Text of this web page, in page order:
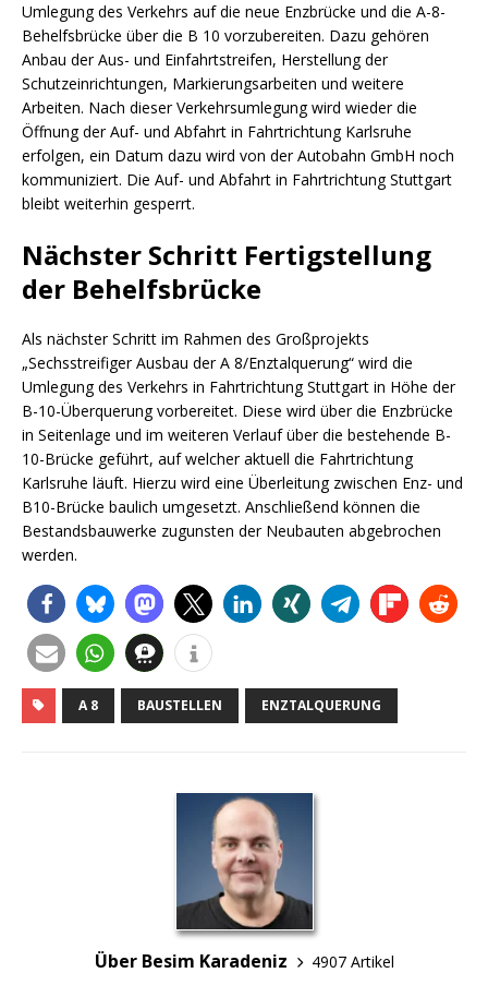
Umlegung des Verkehrs auf die neue Enzbrücke und die A-8-
Behelfsbrücke über die B 10 vorzubereiten. Dazu gehören
Anbau der Aus- und Einfahrtstreifen, Herstellung der
Schutzeinrichtungen, Markierungsarbeiten und weitere
Arbeiten. Nach dieser Verkehrsumlegung wird wieder die
Öffnung der Auf- und Abfahrt in Fahrtrichtung Karlsruhe
erfolgen, ein Datum dazu wird von der Autobahn GmbH noch
kommuniziert. Die Auf- und Abfahrt in Fahrtrichtung Stuttgart
bleibt weiterhin gesperrt.
Nächster Schritt Fertigstellung
der Behelfsbrücke
Als nächster Schritt im Rahmen des Großprojekts
„Sechsstreifiger Ausbau der A 8/Enztalquerung“ wird die
Umlegung des Verkehrs in Fahrtrichtung Stuttgart in Höhe der
B-10-Überquerung vorbereitet. Diese wird über die Enzbrücke
in Seitenlage und im weiteren Verlauf über die bestehende B-
10-Brücke geführt, auf welcher aktuell die Fahrtrichtung
Karlsruhe läuft. Hierzu wird eine Überleitung zwischen Enz- und
B10-Brücke baulich umgesetzt. Anschließend können die
Bestandsbauwerke zugunsten der Neubauten abgebrochen
werden.
A 8 BAUSTELLEN ENZTALQUERUNG
Über Besim Karadeniz
4907 Artikel